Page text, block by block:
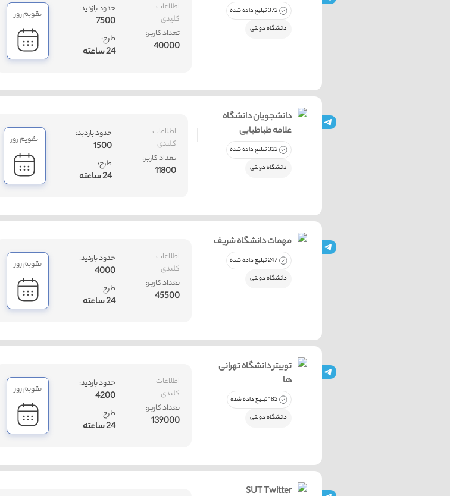
اطلاعات
کلیدی
تعداد کاربر:
40000
حدود بازدید:
7500
طرح:
24 ساعته
تقویم روز
372 تبلیغ داده شده
دانشگاه دولتی
اطلاعات
کلیدی
تعداد کاربر:
11800
حدود بازدید:
1500
طرح:
24 ساعته
تقویم روز
دانشجویان دانشگاه
علامه طباطبایی
322 تبلیغ داده شده
دانشگاه دولتی
اطلاعات
کلیدی
تعداد کاربر:
45500
حدود بازدید:
4000
طرح:
24 ساعته
تقویم روز
مهمات دانشگاه شریف
247 تبلیغ داده شده
دانشگاه دولتی
اطلاعات
کلیدی
تعداد کاربر:
139000
حدود بازدید:
4200
طرح:
24 ساعته
تقویم روز
توییتر دانشگاه تهرانی
ها
182 تبلیغ داده شده
دانشگاه دولتی
SUT Twitter